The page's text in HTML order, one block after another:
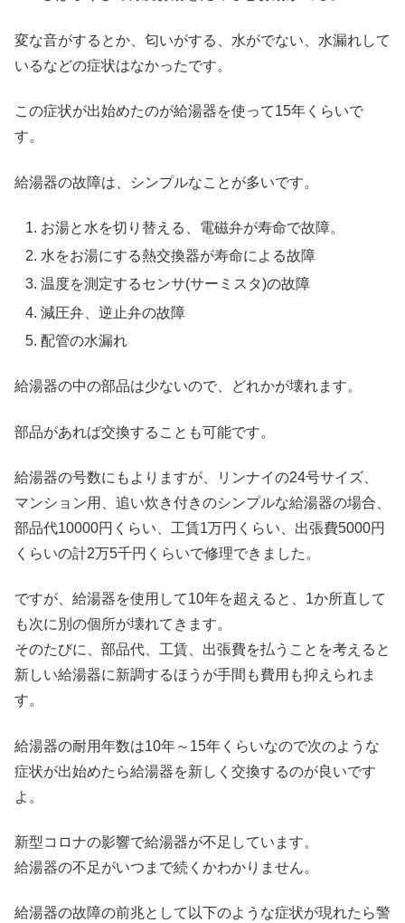
変な音がするとか、匂いがする、水がでない、水漏れして
いるなどの症状はなかったです。
この症状が出始めたのが給湯器を使って15年くらいで
す。
給湯器の故障は、シンプルなことが多いです。
お湯と水を切り替える、電磁弁が寿命で故障。
水をお湯にする熱交換器が寿命による故障
温度を測定するセンサ(サーミスタ)の故障
減圧弁、逆止弁の故障
配管の水漏れ
給湯器の中の部品は少ないので、どれかが壊れます。
部品があれば交換することも可能です。
給湯器の号数にもよりますが、リンナイの24号サイズ、
マンション用、追い炊き付きのシンプルな給湯器の場合、
部品代10000円くらい、工賃1万円くらい、出張費5000円
くらいの計2万5千円くらいで修理できました。
ですが、給湯器を使用して10年を超えると、1か所直して
も次に別の個所が壊れてきます。
そのたびに、部品代、工賃、出張費を払うことを考えると
新しい給湯器に新調するほうが手間も費用も抑えられま
す。
給湯器の耐用年数は10年～15年くらいなので次のような
症状が出始めたら給湯器を新しく交換するのが良いです
よ。
新型コロナの影響で給湯器が不足しています。
給湯器の不足がいつまで続くかわかりません。
給湯器の故障の前兆として以下のような症状が現れたら警